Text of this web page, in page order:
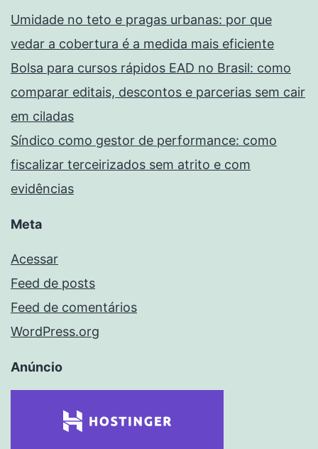
Umidade no teto e pragas urbanas: por que
vedar a cobertura é a medida mais eficiente
Bolsa para cursos rápidos EAD no Brasil: como
comparar editais, descontos e parcerias sem cair
em ciladas
Síndico como gestor de performance: como
fiscalizar terceirizados sem atrito e com
evidências
Meta
Acessar
Feed de posts
Feed de comentários
WordPress.org
Anúncio